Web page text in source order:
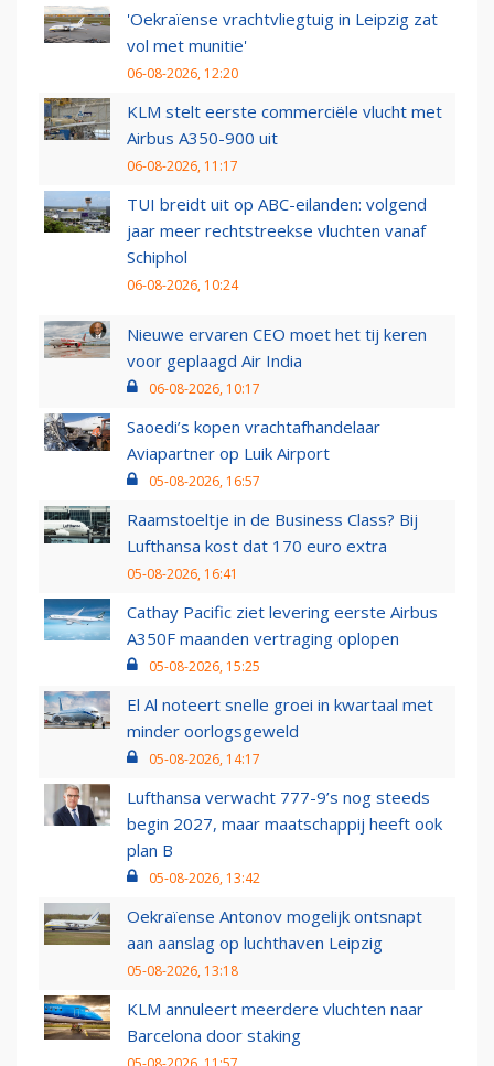
'Oekraïense vrachtvliegtuig in Leipzig zat
vol met munitie'
06-08-2026, 12:20
KLM stelt eerste commerciële vlucht met
Airbus A350-900 uit
06-08-2026, 11:17
TUI breidt uit op ABC-eilanden: volgend
jaar meer rechtstreekse vluchten vanaf
Schiphol
06-08-2026, 10:24
Nieuwe ervaren CEO moet het tij keren
voor geplaagd Air India
06-08-2026, 10:17
Saoedi’s kopen vrachtafhandelaar
Aviapartner op Luik Airport
05-08-2026, 16:57
Raamstoeltje in de Business Class? Bij
Lufthansa kost dat 170 euro extra
05-08-2026, 16:41
Cathay Pacific ziet levering eerste Airbus
A350F maanden vertraging oplopen
05-08-2026, 15:25
El Al noteert snelle groei in kwartaal met
minder oorlogsgeweld
05-08-2026, 14:17
Lufthansa verwacht 777-9’s nog steeds
begin 2027, maar maatschappij heeft ook
plan B
05-08-2026, 13:42
Oekraïense Antonov mogelijk ontsnapt
aan aanslag op luchthaven Leipzig
05-08-2026, 13:18
KLM annuleert meerdere vluchten naar
Barcelona door staking